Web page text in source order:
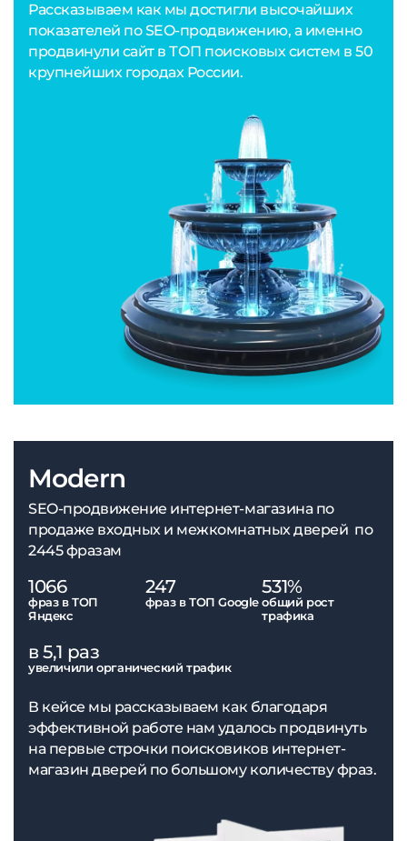
Рассказываем как мы достигли высочайших
показателей по SEO-продвижению, а именно
продвинули сайт в ТОП поисковых систем в 50
крупнейших городах России.
Modern
SEO-продвижение интернет-магазина по
продаже входных и межкомнатных дверей по
2445 фразам
1066
фраз в ТОП
Яндекс
247
фраз в ТОП Google
531%
общий рост
трафика
в 5,1 раз
увеличили органический трафик
В кейсе мы рассказываем как благодаря
эффективной работе нам удалось продвинуть
на первые строчки поисковиков интернет-
магазин дверей по большому количеству фраз.